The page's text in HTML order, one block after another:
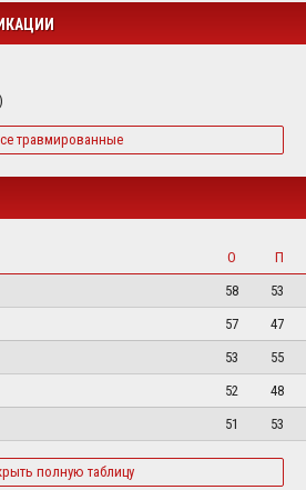
травмированные
О
П
58
53
57
47
53
55
52
48
51 53
полную таблицу